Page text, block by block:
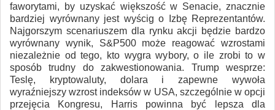
faworytami, by uzyskać większość w Senacie, znacznie
bardziej wyrównany jest wyścig o Izbę Reprezentantów.
Najgorszym scenariuszem dla rynku akcji będzie bardzo
wyrównany wynik, S&P500 może reagować wzrostami
niezależnie od tego, kto wygra wybory, o ile zrobi to w
sposób trudny do zakwestionowania. Trump wesprze:
Teslę, kryptowaluty, dolara i zapewne wywoła
wyraźniejszy wzrost indeksów w USA, szczególnie w opcji
przejęcia Kongresu, Harris powinna być lepsza dla